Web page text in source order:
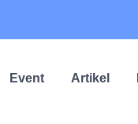
Event Artikel